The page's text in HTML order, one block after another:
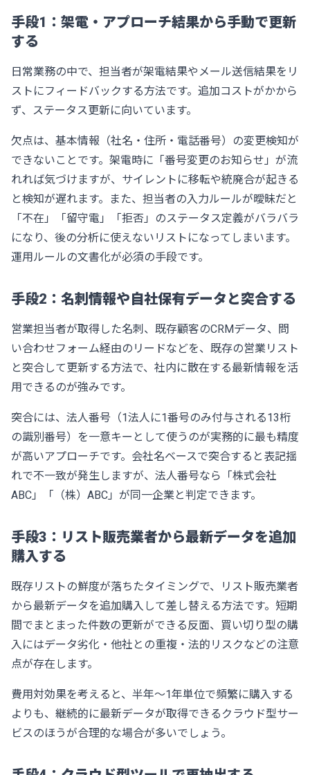
手段1：架電・アプローチ結果から手動で更新
する
日常業務の中で、担当者が架電結果やメール送信結果をリ
ストにフィードバックする方法です。追加コストがかから
ず、ステータス更新に向いています。
欠点は、基本情報（社名・住所・電話番号）の変更検知が
できないことです。架電時に「番号変更のお知らせ」が流
れれば気づけますが、サイレントに移転や統廃合が起きる
と検知が遅れます。また、担当者の入力ルールが曖昧だと
「不在」「留守電」「拒否」のステータス定義がバラバラ
になり、後の分析に使えないリストになってしまいます。
運用ルールの文書化が必須の手段です。
手段2：名刺情報や自社保有データと突合する
営業担当者が取得した名刺、既存顧客のCRMデータ、問
い合わせフォーム経由のリードなどを、既存の営業リスト
と突合して更新する方法で、社内に散在する最新情報を活
用できるのが強みです。
突合には、法人番号（1法人に1番号のみ付与される13桁
の識別番号）を一意キーとして使うのが実務的に最も精度
が高いアプローチです。会社名ベースで突合すると表記揺
れで不一致が発生しますが、法人番号なら「株式会社
ABC」「（株）ABC」が同一企業と判定できます。
手段3：リスト販売業者から最新データを追加
購入する
既存リストの鮮度が落ちたタイミングで、リスト販売業者
から最新データを追加購入して差し替える方法です。短期
間でまとまった件数の更新ができる反面、買い切り型の購
入にはデータ劣化・他社との重複・法的リスクなどの注意
点が存在します。
費用対効果を考えると、半年〜1年単位で頻繁に購入する
よりも、継続的に最新データが取得できるクラウド型サー
ビスのほうが合理的な場合が多いでしょう。